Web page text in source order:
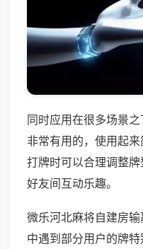
同时应用在很多场景
非常有用的，使用起
打牌时可以合理调整
好友间互动乐趣。
微乐河北麻将自建房
中遇到部分用户的牌